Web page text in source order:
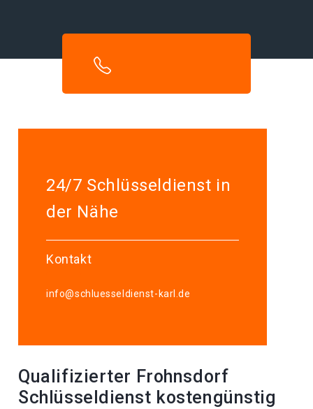
24/7 Schlüsseldienst in
der Nähe
Kontakt
info@schluesseldienst-karl.de
Qualifizierter Frohnsdorf
Schlüsseldienst kostengünstig